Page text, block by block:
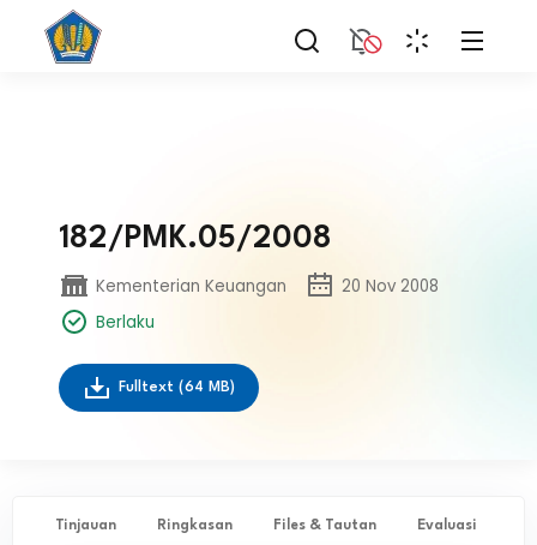
182/PMK.05/2008
Kementerian Keuangan
20 Nov 2008
Berlaku
Fulltext (64 MB)
Tinjauan Ringkasan Files & Tautan Evaluasi